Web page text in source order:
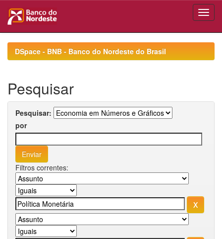
navigationDSpace - BNB - Banco do Nordeste do Brasil
Pesquisar
Pesquisar:
por
Filtros correntes: